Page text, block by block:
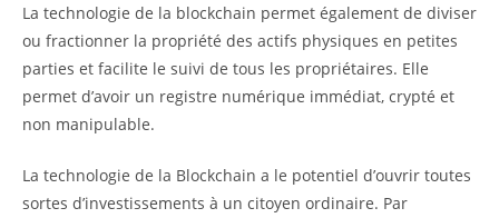
La technologie de la blockchain permet également de diviser
ou fractionner la propriété des actifs physiques en petites
parties et facilite le suivi de tous les propriétaires. Elle
permet d’avoir un registre numérique immédiat, crypté et
non manipulable.
La technologie de la Blockchain a le potentiel d’ouvrir toutes
sortes d’investissements à un citoyen ordinaire. Par